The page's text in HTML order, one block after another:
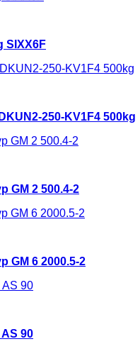
SIXX6F
250-KV1F4 500kg
GM 2 500.4-2
GM 6 2000.5-2
90